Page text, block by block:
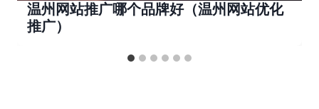
温州网站推广哪个品牌好（温州网站优化
推广）